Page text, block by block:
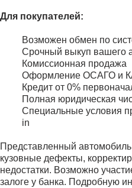
Для покупателей:
Возможен обмен по
Срочный выкуп вашего
Комиссионная продажа
Оформление ОСАГО и
Кредит от 0%
Полная юридическая
Специальные условия
in
Представленный
кузовные дефекты,
недостатки. Возможно
залоге у банка. Подробную